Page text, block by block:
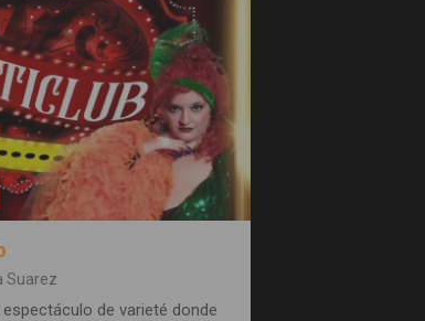
Suarez
de varieté donde